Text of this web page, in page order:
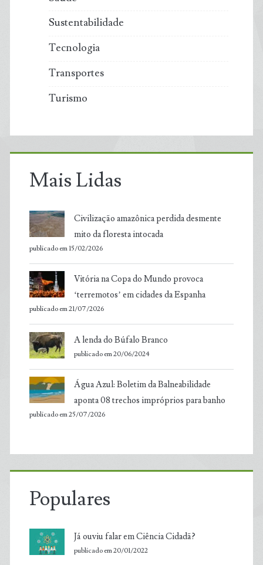
Sustentabilidade
Tecnologia
Transportes
Turismo
Mais Lidas
Civilização amazônica perdida desmente
mito da floresta intocada
publicado em 15/02/2026
Vitória na Copa do Mundo provoca
‘terremotos’ em cidades da Espanha
publicado em 21/07/2026
A lenda do Búfalo Branco
publicado em 20/06/2024
Água Azul: Boletim da Balneabilidade
aponta 08 trechos impróprios para banho
publicado em 25/07/2026
Populares
Já ouviu falar em Ciência Cidadã?
publicado em 20/01/2022